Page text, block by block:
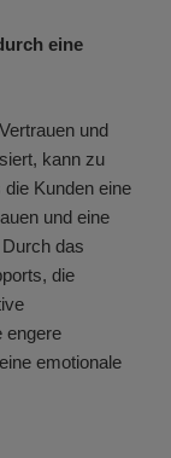
eine
und
kann zu
Kunden eine
und eine
das
die
engere
emotionale